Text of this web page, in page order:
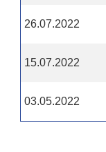
26.07.2022
15.07.2022
03.05.2022